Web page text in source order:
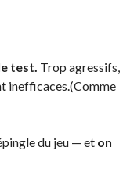
test. Trop agressifs,
inefficaces.(Comme
du jeu — et on